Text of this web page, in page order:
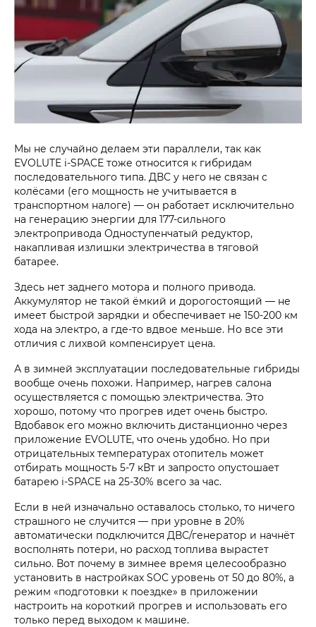
Мы не случайно делаем эти параллели, так как
EVOLUTE i‑SPACE тоже относится к гибридам
последовательного типа. ДВС у него не связан с
колёсами (его мощность не учитывается в
транспортном налоге) — он работает исключительно
на генерацию энергии для 177-сильного
электропривода Одноступенчатый редуктор,
накапливая излишки электричества в тяговой
батарее.
Здесь нет заднего мотора и полного привода.
Аккумулятор не такой ёмкий и дорогостоящий — не
имеет быстрой зарядки и обеспечивает не 150-200 км
хода на электро, а где-то вдвое меньше. Но все эти
отличия с лихвой компенсирует цена.
А в зимней эксплуатации последовательные гибриды
вообще очень похожи. Например, нагрев салона
осуществляется с помощью электричества. Это
хорошо, потому что прогрев идет очень быстро.
Вдобавок его можно включить дистанционно через
приложение EVOLUTE, что очень удобно. Но при
отрицательных температурах отопитель может
отбирать мощность 5-7 кВт и запросто опустошает
батарею i‑SPACE на 25-30% всего за час.
Если в ней изначально оставалось столько, то ничего
страшного не случится — при уровне в 20%
автоматически подключится ДВС/генератор и начнёт
восполнять потери, но расход топлива вырастет
сильно. Вот почему в зимнее время целесообразно
установить в настройках SOC уровень от 50 до 80%, а
режим «подготовки к поездке» в приложении
настроить на короткий прогрев и использовать его
только перед выходом к машине.